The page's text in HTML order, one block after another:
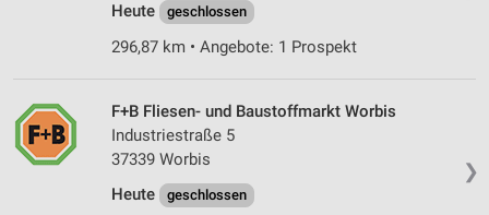
Heute
geschlossen
296,87 km • Angebote: 1 Prospekt
❯
F+B Fliesen- und Baustoffmarkt Worbis
Industriestraße 5
37339 Worbis
Heute
geschlossen
IAB-Verarbeitungszwecke:
Speichern von oder Zugriff auf Informationen
Verwendung reduzierter Daten zur Auswahl von
Werbeanzeigen
Erstellung von Profilen für personalisierte